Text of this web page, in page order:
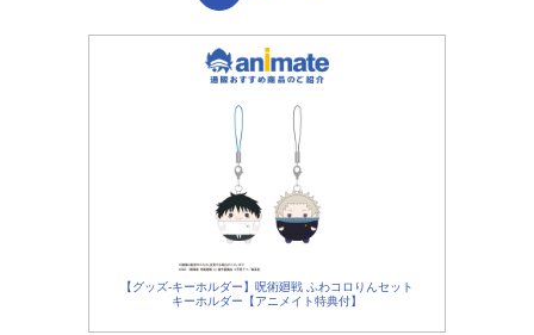
【グッズ-キーホルダー】呪術廻戦 ふわコロりんセット
キーホルダー【アニメイト特典付】